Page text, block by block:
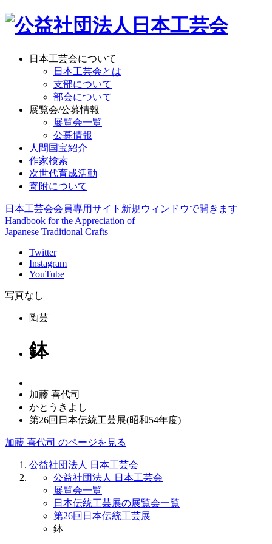
日本工芸会について
日本工芸会とは
支部について
部会について
展覧会/公募情報
展覧会一覧
公募情報
人間国宝紹介
作家検索
次世代育成活動
寄附について
日本工芸会会員専用サイト 新規ウィンドウで開きます
Handbook for the Appreciation of
Japanese Traditional Crafts
Twitter
Instagram
YouTube
写真なし
陶芸
鉢
加藤 喜代司
かとうきよし
第26回日本伝統工芸展(昭和54年度)
加藤 喜代司 のページを見る
公益社団法人 日本工芸会
公益社団法人 日本工芸会
展覧会一覧
日本伝統工芸展の展覧会一覧
第26回日本伝統工芸展
鉢